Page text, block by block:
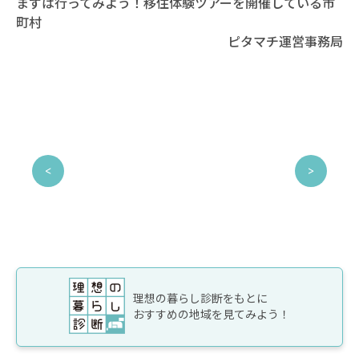
町村
ピタマチ運営事務局
理想の暮らし診断をもとに
おすすめの地域を見てみよう！